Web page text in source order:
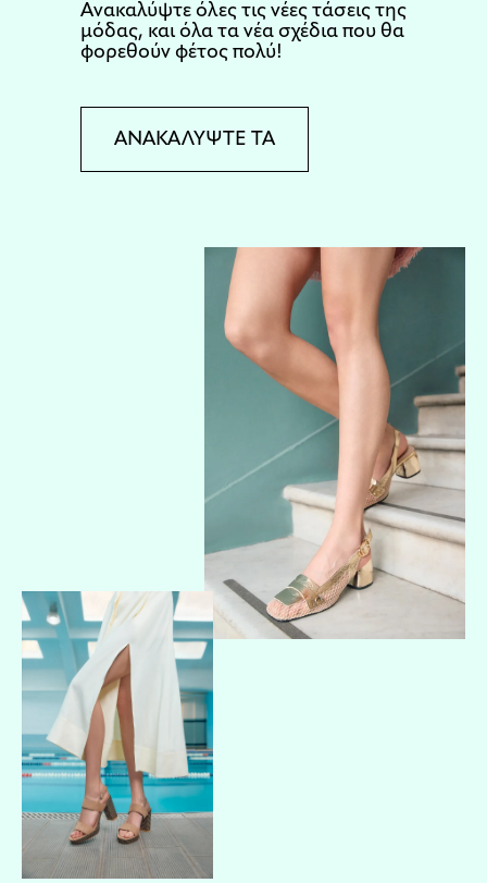
Aνακαλύψτε όλες τις νέες τάσεις της
μόδας, και όλα τα νέα σχέδια που θα
φορεθούν φέτος πολύ!
ΑΝΑΚΑΛΥΨΤΕ ΤΑ